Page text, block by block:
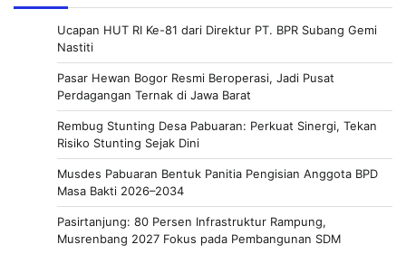
Ucapan HUT RI Ke-81 dari Direktur PT. BPR Subang Gemi
Nastiti
Pasar Hewan Bogor Resmi Beroperasi, Jadi Pusat
Perdagangan Ternak di Jawa Barat
Rembug Stunting Desa Pabuaran: Perkuat Sinergi, Tekan
Risiko Stunting Sejak Dini
Musdes Pabuaran Bentuk Panitia Pengisian Anggota BPD
Masa Bakti 2026–2034
Pasirtanjung: 80 Persen Infrastruktur Rampung,
Musrenbang 2027 Fokus pada Pembangunan SDM